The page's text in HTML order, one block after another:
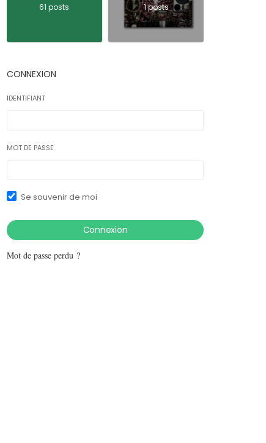
61 posts 1 posts
CONNEXION
IDENTIFIANT
MOT DE PASSE
Se souvenir de moi
Mot de passe perdu ?